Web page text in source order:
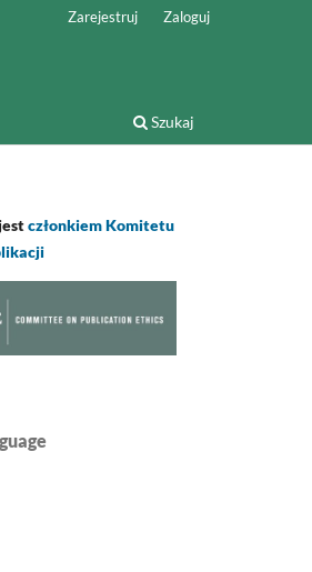
Szukaj
Zarejestruj Zaloguj
członkiem Komitetu